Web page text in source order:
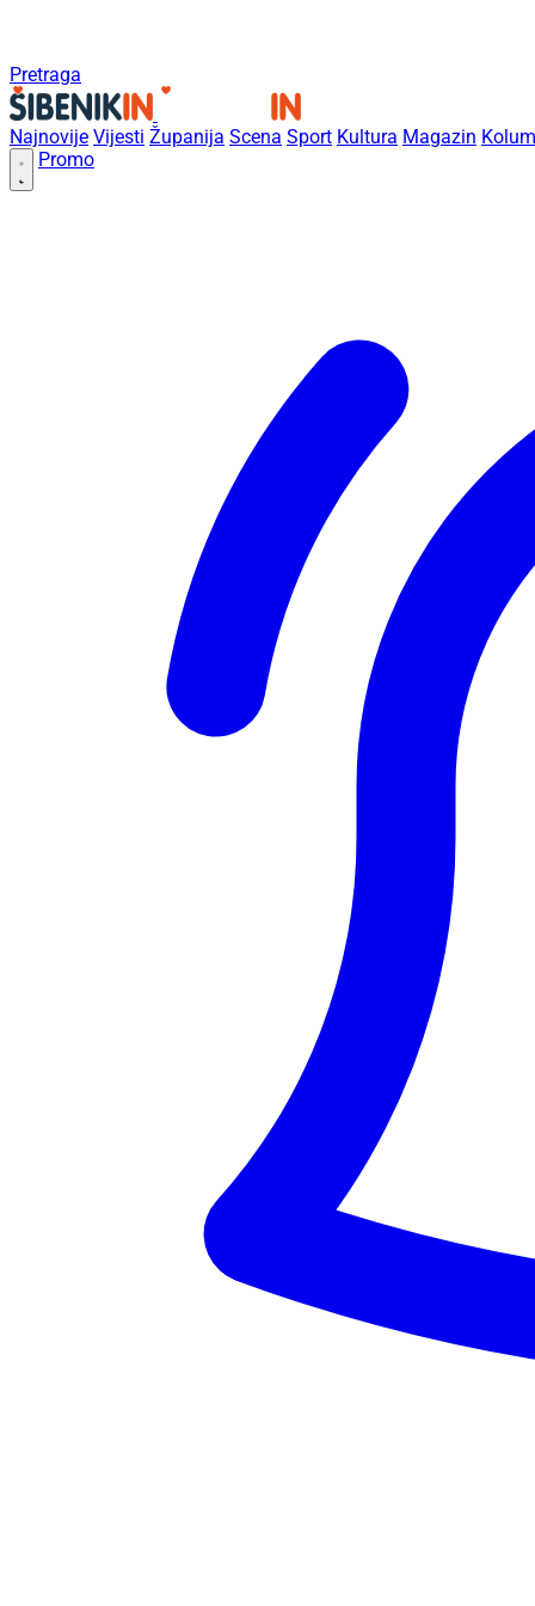
Pretraga
Najnovije Vijesti Županija Scena Sport Kultura Magazin
Promo